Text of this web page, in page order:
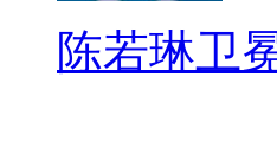
陈若琳卫